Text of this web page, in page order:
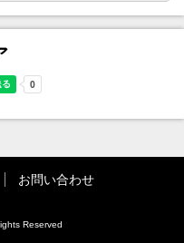
お問い合わせ
Reserved